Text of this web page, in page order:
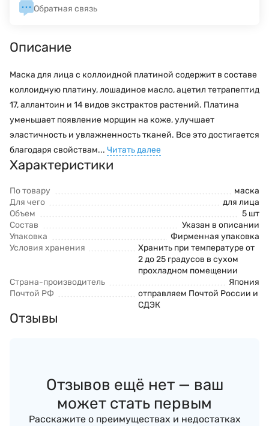
Обратная связь
Описание
Маска для лица с коллоидной платиной содержит в составе
коллоидную платину, лошадиное масло, ацетил тетрапептид
17, аллантоин и 14 видов экстрактов растений. Платина
уменьшает появление морщин на коже, улучшает
эластичность и увлажненность тканей. Все это достигается
благодаря свойствам... Читать далее
Характеристики
По товару
маска
Для чего
для лица
Объем
5 шт
Состав
Указан в описании
Упаковка
Фирменная упаковка
Условия хранения
Хранить при температуре от
2 до 25 градусов в сухом
прохладном помещении
Страна-производитель
Япония
Почтой РФ
отправляем Почтой России и
СДЭК
Отзывы
Отзывов ещё нет — ваш
может стать первым
Расскажите о преимуществах и недостатках